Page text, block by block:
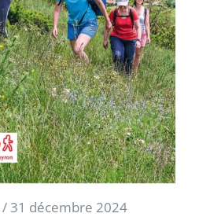
/31 décembre 2024